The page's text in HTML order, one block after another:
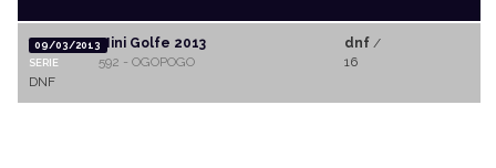
09/03/2013
SERIE
Mini Golfe 2013
592 - OGOPOGO
dnf/
16
DNF